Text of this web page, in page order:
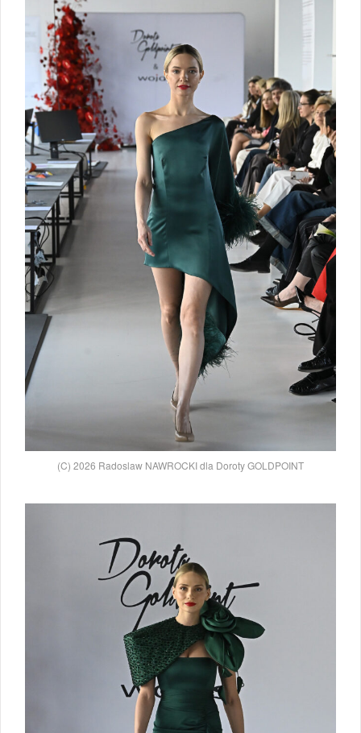
(C) 2026 Radoslaw NAWROCKI dla Doroty GOLDPOINT